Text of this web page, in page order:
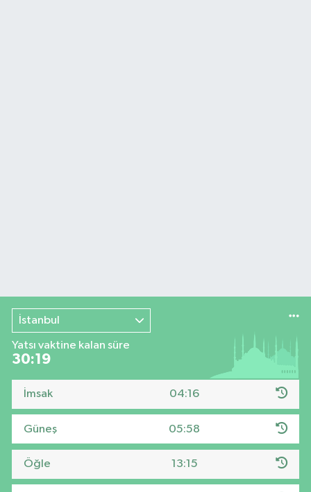
İstanbul
Yatsı vaktine kalan süre
30:18
İmsak 04:16
Güneş 05:58
Öğle 13:15